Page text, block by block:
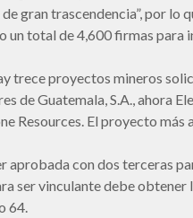
gran trascendencia”, por lo
un total de 4,600 firmas para
trece proyectos mineros
de Guatemala, S.A., ahora
Resources. El proyecto más
aprobada con dos terceras
ser vinculante debe
64.